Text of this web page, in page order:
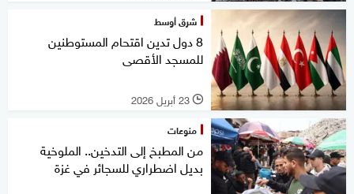
شرق أوسط
8 دول تدين اقتحام المستوطنين
للمسجد الأقصى
l 23 أبريل 2026
منوعات
من المطبخ إلى التدخين.. الملوخية
بديل اضطراري للسجائر في غزة